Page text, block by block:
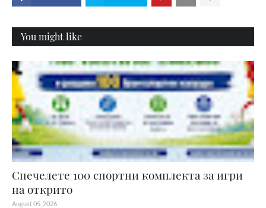
You might like
Спечелете 100 спортни комплекта за игри
на открито
August 05, 2026